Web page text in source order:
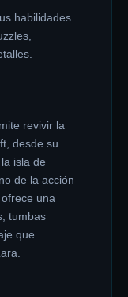
habilidades
revivir la
desde su
isla de
de la acción
una
tumbas
que